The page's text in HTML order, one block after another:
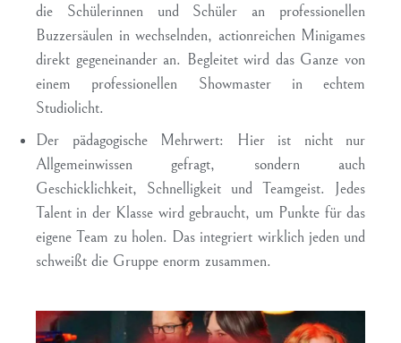
die Schülerinnen und Schüler an professionellen
Buzzersäulen in wechselnden, actionreichen Minigames
direkt gegeneinander an. Begleitet wird das Ganze von
einem professionellen Showmaster in echtem
Studiolicht.
Der pädagogische Mehrwert: Hier ist nicht nur
Allgemeinwissen gefragt, sondern auch
Geschicklichkeit, Schnelligkeit und Teamgeist. Jedes
Talent in der Klasse wird gebraucht, um Punkte für das
eigene Team zu holen. Das integriert wirklich jeden und
schweißt die Gruppe enorm zusammen.